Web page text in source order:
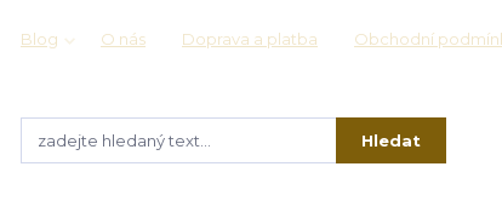
Blog O nás Doprava a platba Obchodní
Hledat